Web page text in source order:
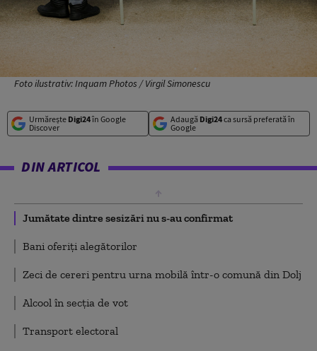
Foto ilustrativ: Inquam Photos / Virgil Simonescu
Urmărește Digi24în Google
Discover
Adaugă Digi24ca sursă preferată în
Google
DIN ARTICOL
Jumătate dintre sesizări nu s-au confirmat
Bani oferiți alegătorilor
Zeci de cereri pentru urna mobilă într-o comună din Dolj
Alcool în secția de vot
Transport electoral